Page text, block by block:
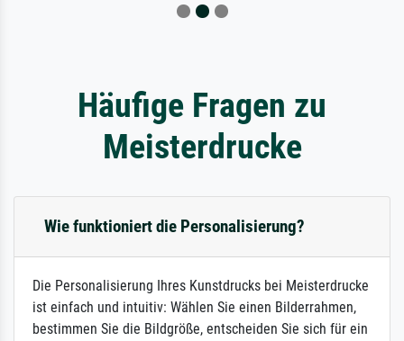
Häufige Fragen zu
Meisterdrucke
Wie funktioniert die Personalisierung?
Die Personalisierung Ihres Kunstdrucks bei Meisterdrucke
ist einfach und intuitiv: Wählen Sie einen Bilderrahmen,
bestimmen Sie die Bildgröße, entscheiden Sie sich für ein